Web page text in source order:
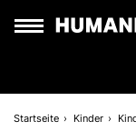
Startseite Kinder